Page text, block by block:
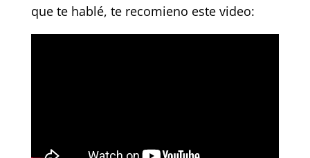
que te hablé, te recomieno este video: